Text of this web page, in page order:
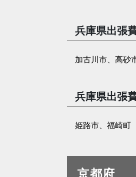
兵庫県出張
加古川市、高砂
兵庫県出張
姫路市、福崎町
京都府